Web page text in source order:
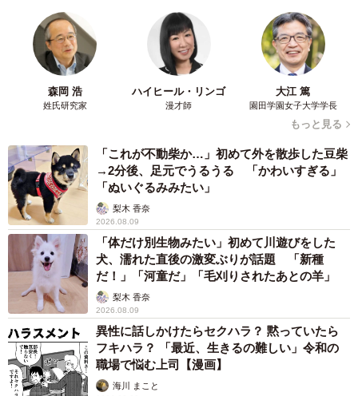
森岡 浩
姓氏研究家
ハイヒール・リンゴ
漫才師
大江 篤
園田学園女子大学学長
もっと見る
「これが不動柴か…」初めて外を散歩した豆柴
→2分後、足元でうるうる 「かわいすぎる」
「ぬいぐるみみたい」
梨木 香奈
2026.08.09
「体だけ別生物みたい」初めて川遊びをした
犬、濡れた直後の激変ぶりが話題 「新種
だ！」「河童だ」「毛刈りされたあとの羊」
梨木 香奈
2026.08.09
異性に話しかけたらセクハラ？ 黙っていたら
フキハラ？ 「最近、生きるの難しい」令和の
職場で悩む上司【漫画】
海川 まこと